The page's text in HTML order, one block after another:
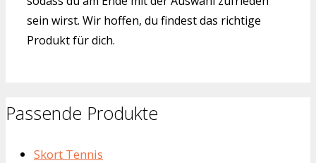
sein wirst. Wir hoffen, du findest das richtige
Produkt für dich.
Passende Produkte
Skort Tennis